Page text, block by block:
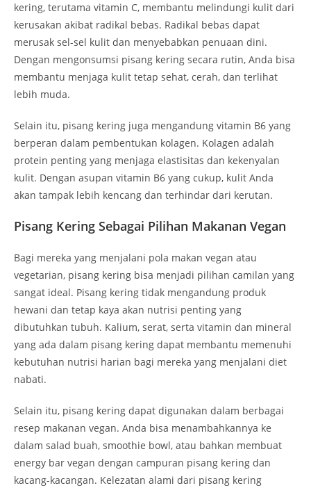
kering, terutama vitamin C, membantu melindungi kulit dari
kerusakan akibat radikal bebas. Radikal bebas dapat
merusak sel-sel kulit dan menyebabkan penuaan dini.
Dengan mengonsumsi pisang kering secara rutin, Anda bisa
membantu menjaga kulit tetap sehat, cerah, dan terlihat
lebih muda.
Selain itu, pisang kering juga mengandung vitamin B6 yang
berperan dalam pembentukan kolagen. Kolagen adalah
protein penting yang menjaga elastisitas dan kekenyalan
kulit. Dengan asupan vitamin B6 yang cukup, kulit Anda
akan tampak lebih kencang dan terhindar dari kerutan.
Pisang Kering Sebagai Pilihan Makanan Vegan
Bagi mereka yang menjalani pola makan vegan atau
vegetarian, pisang kering bisa menjadi pilihan camilan yang
sangat ideal. Pisang kering tidak mengandung produk
hewani dan tetap kaya akan nutrisi penting yang
dibutuhkan tubuh. Kalium, serat, serta vitamin dan mineral
yang ada dalam pisang kering dapat membantu memenuhi
kebutuhan nutrisi harian bagi mereka yang menjalani diet
nabati.
Selain itu, pisang kering dapat digunakan dalam berbagai
resep makanan vegan. Anda bisa menambahkannya ke
dalam salad buah, smoothie bowl, atau bahkan membuat
energy bar vegan dengan campuran pisang kering dan
kacang-kacangan. Kelezatan alami dari pisang kering